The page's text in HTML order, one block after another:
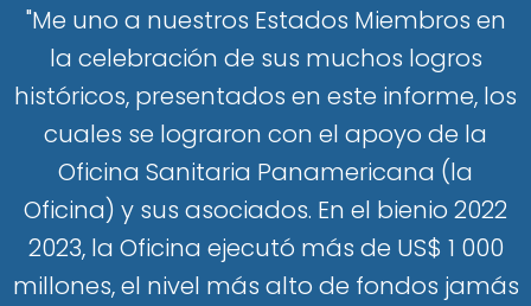
"Me uno a nuestros Estados Miembros en
la celebración de sus muchos logros
históricos, presentados en este informe, los
cuales se lograron con el apoyo de la
Oficina Sanitaria Panamericana (la
Oficina) y sus asociados. En el bienio 2022
2023, la Oficina ejecutó más de US$ 1 000
millones, el nivel más alto de fondos jamás